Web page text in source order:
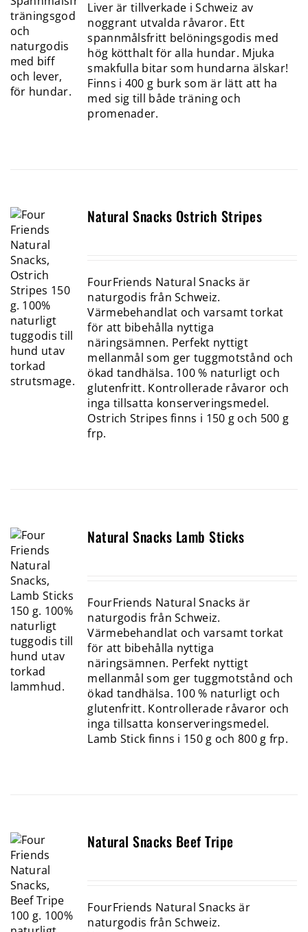
Liver är tillverkade i Schweiz av
noggrant utvalda råvaror. Ett
spannmålsfritt belöningsgodis med
hög kötthalt för alla hundar. Mjuka
smakfulla bitar som hundarna älskar!
Finns i 400 g burk som är lätt att ha
med sig till både träning och
promenader.
Natural Snacks Ostrich Stripes
FourFriends Natural Snacks är
naturgodis från Schweiz.
Värmebehandlat och varsamt torkat
för att bibehålla nyttiga
näringsämnen. Perfekt nyttigt
mellanmål som ger tuggmotstånd och
ökad tandhälsa. 100 % naturligt och
glutenfritt. Kontrollerade råvaror och
inga tillsatta konserveringsmedel.
Ostrich Stripes finns i 150 g och 500 g
frp.
Natural Snacks Lamb Sticks
FourFriends Natural Snacks är
naturgodis från Schweiz.
Värmebehandlat och varsamt torkat
för att bibehålla nyttiga
näringsämnen. Perfekt nyttigt
mellanmål som ger tuggmotstånd och
ökad tandhälsa. 100 % naturligt och
glutenfritt. Kontrollerade råvaror och
inga tillsatta konserveringsmedel.
Lamb Stick finns i 150 g och 800 g frp.
Natural Snacks Beef Tripe
FourFriends Natural Snacks är
naturgodis från Schweiz.